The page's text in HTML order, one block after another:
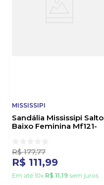
MISSISSIPI
Sandália Mississipi Salto
Baixo Feminina Mf121-
R$ 177,77
R$ 111,99
Em até 10x R$ 11,19 sem juros